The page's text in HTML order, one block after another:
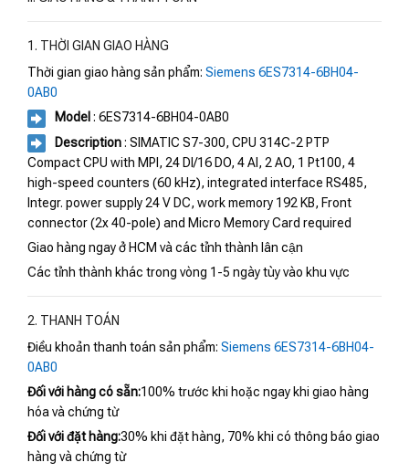
1. THỜI GIAN GIAO HÀNG
Thời gian giao hàng sản phẩm: Siemens 6ES7314-6BH04-
0AB0
Model : 6ES7314-6BH04-0AB0
Description: SIMATIC S7-300, CPU 314C-2 PTP
Compact CPU with MPI, 24 DI/16 DO, 4 AI, 2 AO, 1 Pt100, 4
high-speed counters (60 kHz), integrated interface RS485,
Integr. power supply 24 V DC, work memory 192 KB, Front
connector (2x 40-pole) and Micro Memory Card required
Giao hàng ngay ở HCM và các tỉnh thành lân cận
Các tỉnh thành khác trong vòng 1-5 ngày tùy vào khu vực
2. THANH TOÁN
Điều khoản thanh toán sản phẩm: Siemens 6ES7314-6BH04-
0AB0
Đối với hàng có sẵn:100% trước khi hoặc ngay khi giao hàng
hóa và chứng từ
Đối với đặt hàng:30% khi đặt hàng, 70% khi có thông báo giao
hàng và chứng từ